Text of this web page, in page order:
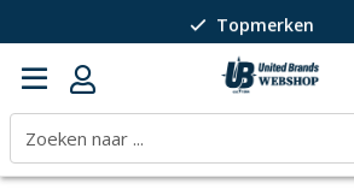
Topmerken
Passie voor wintersport
40 jaar expertise